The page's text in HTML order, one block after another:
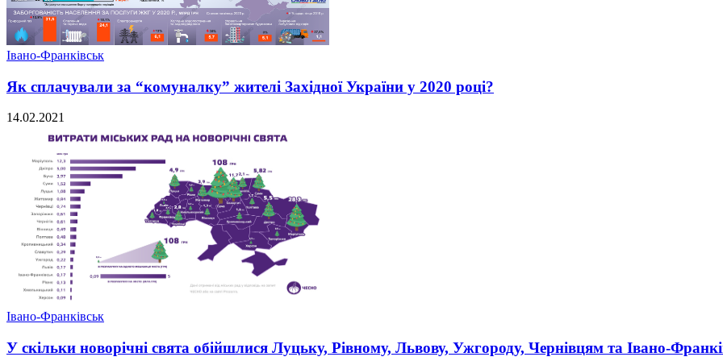
Івано-Франківськ
Як сплачували за “комуналку” жителі Західної України у 2020 році?
14.02.2021
Івано-Франківськ
У скільки новорічні свята обійшлися Луцьку, Рівному, Львову, Ужгороду, Чернівцям та Івано-